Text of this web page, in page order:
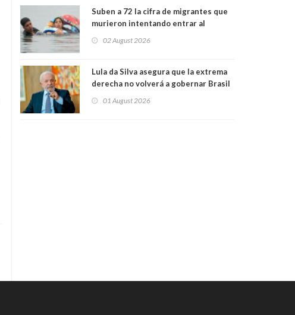
Suben a 72 la cifra de migrantes que
murieron intentando entrar al
murieron ahogados
02 August 2026
Lula da Silva asegura que la extrema
derecha no volverá a gobernar Brasil
01 August 2026